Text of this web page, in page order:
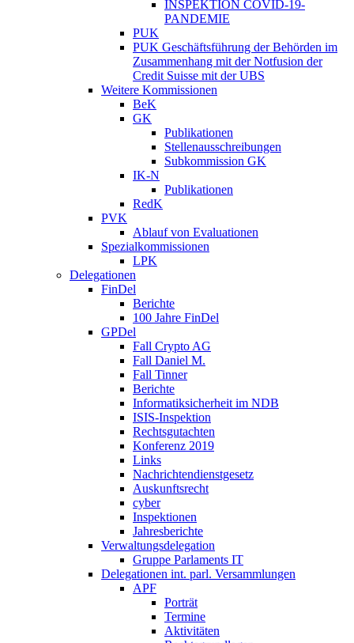
INSPEKTION COVID-19-
PANDEMIE
PUK
PUK Geschäftsführung der Behörden im
Zusammenhang mit der Notfusion der
Credit Suisse mit der UBS
Weitere Kommissionen
BeK
GK
Publikationen
Stellenausschreibungen
Subkommission GK
IK-N
Publikationen
RedK
PVK
Ablauf von Evaluationen
Spezialkommissionen
LPK
Delegationen
FinDel
Berichte
100 Jahre FinDel
GPDel
Fall Crypto AG
Fall Daniel M.
Fall Tinner
Berichte
Informatiksicherheit ­im NDB
ISIS-Inspektion
Rechtsgutachten
Konferenz 2019
Links
Nachrichtendienstgesetz
Auskunftsrecht
cyber
Inspektionen
Jahresberichte
Verwaltungsdelegation
Gruppe Parlaments IT
Delegationen int. parl. Versammlungen
APF
Porträt
Termine
Aktivitäten